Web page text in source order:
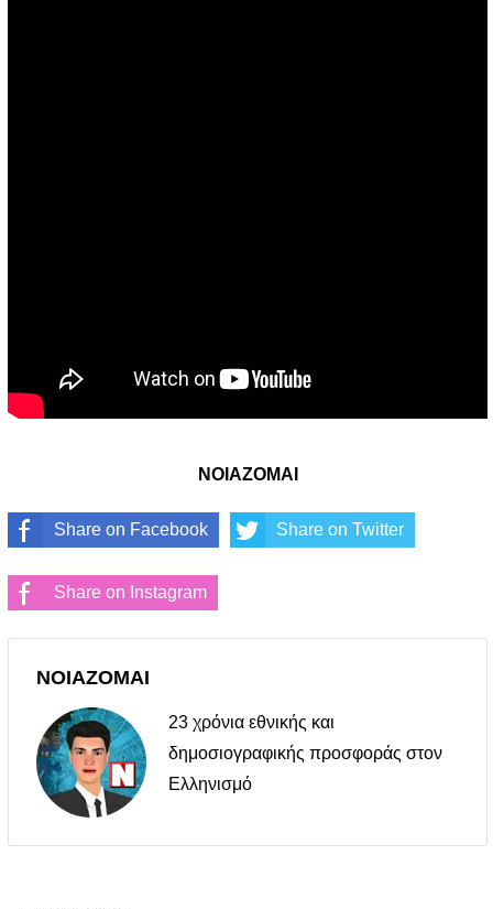
ΝΟΙΑΖΟΜΑΙ
Share on Facebook Share on Twitter
Share on Instagram
ΝΟΙΑΖΟΜΑΙ
23 χρόνια εθνικής και
δημοσιογραφικής προσφοράς στον
Ελληνισμό